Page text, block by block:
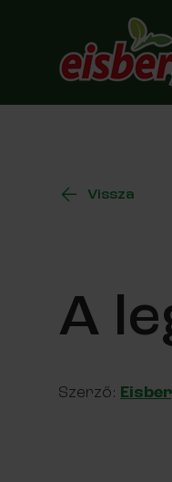
Vissza
A
Szerző: